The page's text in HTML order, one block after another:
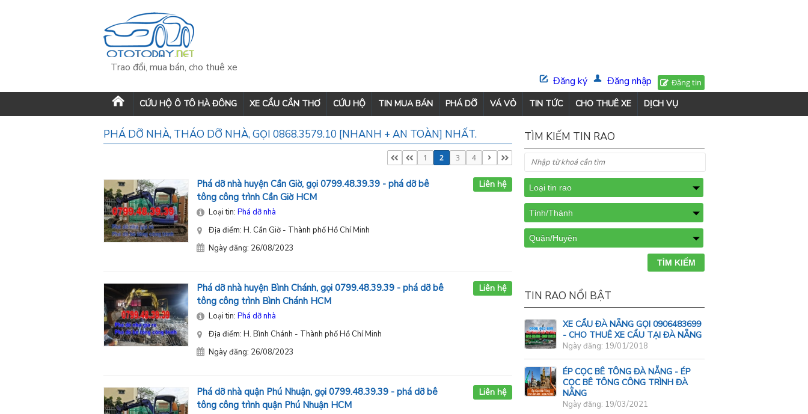
Trao đổi, mua bán, cho thuê xe
Đăng tin
Đăng nhập
Đăng ký
CỨU HỘ Ô TÔ HÀ ĐÔNG XE CẨU CẦN THƠ CỨU HỘ TIN MUA BÁN PHÁ DỠ VÁ VỎ TIN TỨC CHO THUÊ XE DỊCH VỤ
PHÁ DỠ NHÀ, THÁO DỠ NHÀ, GỌI 0868.3579.10 [NHANH + AN TOÀN] NHẤT.
1 2 3 4
Phá dỡ nhà huyện Cần Giờ, gọi 0799.48.39.39 - phá dỡ bê
tông công trình Cần Giờ HCM
Liên hệ
Loại tin: Phá dỡ nhà
Địa điểm: H. Cần Giờ - Thành phố Hồ Chí Minh
Ngày đăng: 26/08/2023
Phá dỡ nhà huyện Bình Chánh, gọi 0799.48.39.39 - phá dỡ bê
tông công trình Bình Chánh HCM
Liên hệ
Loại tin: Phá dỡ nhà
Địa điểm: H. Bình Chánh - Thành phố Hồ Chí Minh
Ngày đăng: 26/08/2023
Phá dỡ nhà quận Phú Nhuận, gọi 0799.48.39.39 - phá dỡ bê
tông công trình quận Phú Nhuận HCM
Liên hệ
TÌM KIẾM TIN RAO
TIN RAO NỔI BẬT
XE CẨU ĐÀ NẴNG GỌI 0906483699
- CHO THUÊ XE CẨU TẠI ĐÀ NẴNG
Ngày đăng: 19/01/2018
ÉP CỌC BÊ TÔNG ĐÀ NẴNG - ÉP
CỌC BÊ TÔNG CÔNG TRÌNH ĐÀ
NẴNG
Ngày đăng: 19/03/2021